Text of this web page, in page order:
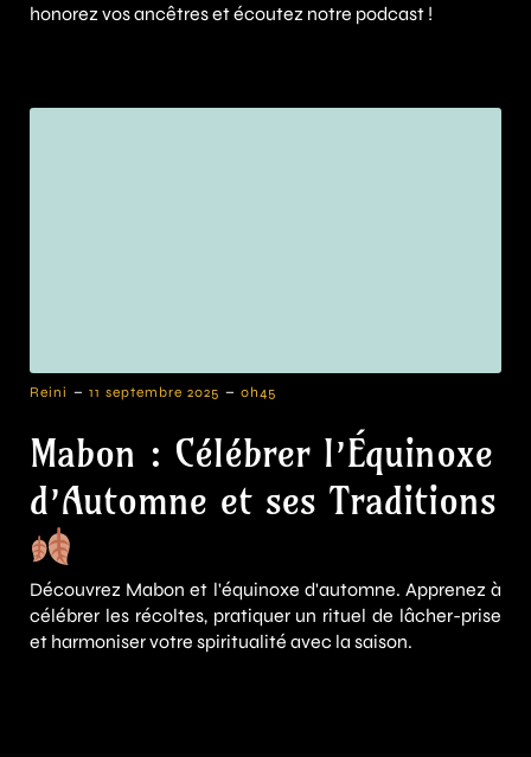
honorez vos ancêtres et écoutez notre podcast !
Reini - 11 septembre 2025 - 0h45
Mabon : Célébrer l’Équinoxe
d’Automne et ses Traditions
Découvrez Mabon et l'équinoxe d'automne. Apprenez à
célébrer les récoltes, pratiquer un rituel de lâcher-prise
et harmoniser votre spiritualité avec la saison.